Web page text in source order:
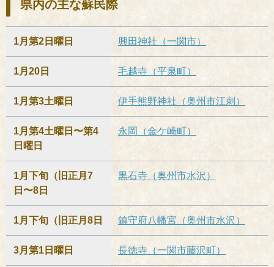
県内の主な蘇民際
1月第2日曜日 興田神社（一関市）
1月20日 毛越寺（平泉町）
1月第3土曜日 伊手熊野神社（奥州市江刺）
1月第4土曜日〜第4
日曜日
永岡（金ケ崎町）
1月下旬（旧正月7
日〜8日
黒石寺（奥州市水沢）
1月下旬（旧正月8日 鎮守府八幡宮（奥州市水沢）
3月第1日曜日 長徳寺（一関市藤沢町）